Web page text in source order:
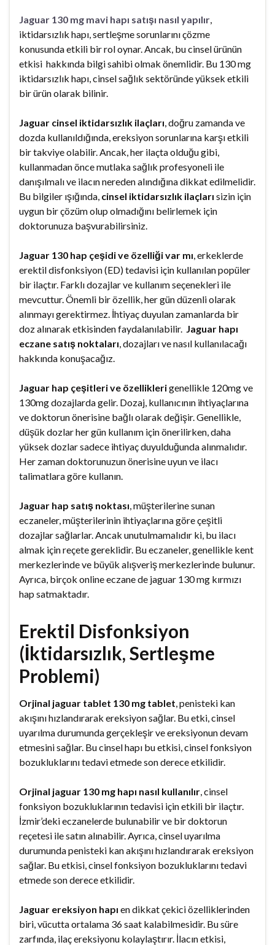
Jaguar 130 mg mavi hapı satışı nasıl yapılır,
iktidarsızlık hapı, sertleşme sorunlarını çözme
konusunda etkili bir rol oynar. Ancak, bu cinsel ürünün
etkisi hakkında bilgi sahibi olmak önemlidir. Bu 130 mg
iktidarsızlık hapı, cinsel sağlık sektöründe yüksek etkili
bir ürün olarak bilinir.
Jaguar cinsel iktidarsızlık ilaçları, doğru zamanda ve
dozda kullanıldığında, ereksiyon sorunlarına karşı etkili
bir takviye olabilir. Ancak, her ilaçta olduğu gibi,
kullanmadan önce mutlaka sağlık profesyoneli ile
danışılmalı ve ilacın nereden alındığına dikkat edilmelidir.
Bu bilgiler ışığında, cinsel iktidarsızlık ilaçları sizin için
uygun bir çözüm olup olmadığını belirlemek için
doktorunuza başvurabilirsiniz.
Jaguar 130 hap çeşidi ve özelliği var mı, erkeklerde
erektil disfonksiyon (ED) tedavisi için kullanılan popüler
bir ilaçtır. Farklı dozajlar ve kullanım seçenekleri ile
mevcuttur. Önemli bir özellik, her gün düzenli olarak
alınmayı gerektirmez. İhtiyaç duyulan zamanlarda bir
doz alınarak etkisinden faydalanılabilir. Jaguar hapı
eczane satış noktaları, dozajları ve nasıl kullanılacağı
hakkında konuşacağız.
Jaguar hap çeşitleri ve özelliklerigenellikle 120mg ve
130mg dozajlarda gelir. Dozaj, kullanıcının ihtiyaçlarına
ve doktorun önerisine bağlı olarak değişir. Genellikle,
düşük dozlar her gün kullanım için önerilirken, daha
yüksek dozlar sadece ihtiyaç duyulduğunda alınmalıdır.
Her zaman doktorunuzun önerisine uyun ve ilacı
talimatlara göre kullanın.
Jaguar hap satış noktası, müşterilerine sunan
eczaneler, müşterilerinin ihtiyaçlarına göre çeşitli
dozajlar sağlarlar. Ancak unutulmamalıdır ki, bu ilacı
almak için reçete gereklidir. Bu eczaneler, genellikle kent
merkezlerinde ve büyük alışveriş merkezlerinde bulunur.
Ayrıca, birçok online eczane de jaguar 130 mg kırmızı
hap satmaktadır.
Erektil Disfonksiyon
(İktidarsızlık, Sertleşme
Problemi)
Orjinal jaguar tablet 130 mg tablet, penisteki kan
akışını hızlandırarak ereksiyon sağlar. Bu etki, cinsel
uyarılma durumunda gerçekleşir ve ereksiyonun devam
etmesini sağlar. Bu cinsel hapı bu etkisi, cinsel fonksiyon
bozukluklarını tedavi etmede son derece etkilidir.
Orjinal jaguar 130 mg hapı nasıl kullanılır, cinsel
fonksiyon bozukluklarının tedavisi için etkili bir ilaçtır.
İzmir’deki eczanelerde bulunabilir ve bir doktorun
reçetesi ile satın alınabilir. Ayrıca, cinsel uyarılma
durumunda penisteki kan akışını hızlandırarak ereksiyon
sağlar. Bu etkisi, cinsel fonksiyon bozukluklarını tedavi
etmede son derece etkilidir.
Jaguar ereksiyon hapı en dikkat çekici özelliklerinden
biri, vücutta ortalama 36 saat kalabilmesidir. Bu süre
zarfında, ilaç ereksiyonu kolaylaştırır. İlacın etkisi,